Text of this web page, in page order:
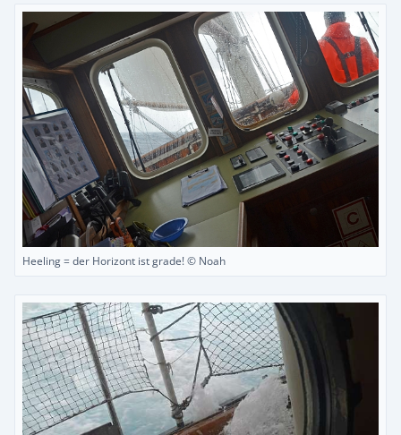
Heeling = der Horizont ist grade! © Noah